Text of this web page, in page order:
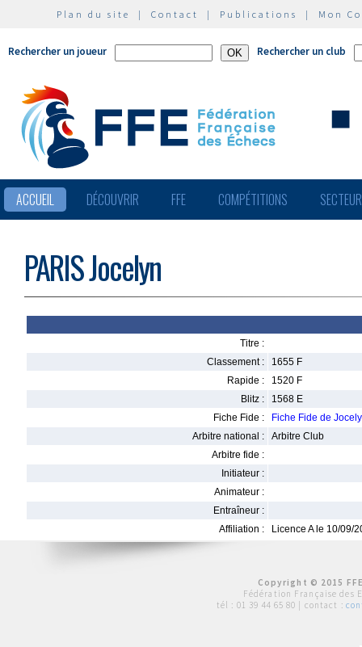
Plan du site | Contact | Publications | Mon
Rechercher un joueur Rechercher un club
ACCUEIL DÉCOUVRIR FFE COMPÉTITIONS
PARIS Jocelyn
Titre :
Classement :
1655 F
Rapide :
1520 F
Blitz :
1568 E
Fiche Fide :
Fiche Fide de
Arbitre national :
Arbitre Club
Arbitre fide :
Initiateur :
Animateur :
Entraîneur :
Affiliation :
Licence A le 10/09/
Copyright © 2015
Fédération Française des
tél : 01 39 44 65 80 | contact :